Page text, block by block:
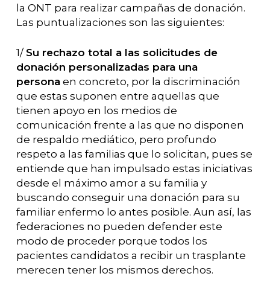
la ONT para realizar campañas de donación.
Las puntualizaciones son las siguientes:
1/ Su rechazo total a las solicitudes de
donación personalizadas para una
personaen concreto, por la discriminación
que estas suponen entre aquellas que
tienen apoyo en los medios de
comunicación frente a las que no disponen
de respaldo mediático, pero profundo
respeto a las familias que lo solicitan, pues se
entiende que han impulsado estas iniciativas
desde el máximo amor a su familia y
buscando conseguir una donación para su
familiar enfermo lo antes posible. Aun así, las
federaciones no pueden defender este
modo de proceder porque todos los
pacientes candidatos a recibir un trasplante
merecen tener los mismos derechos.